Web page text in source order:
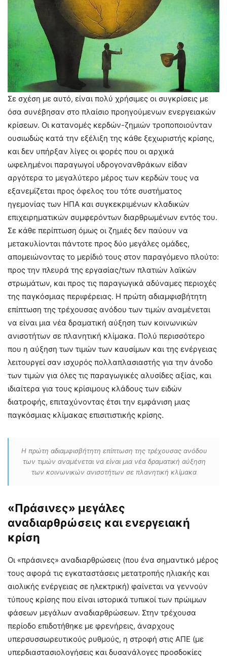
Σε σχέση με αυτό, είναι πολύ χρήσιμες οι συγκρίσεις με
όσα συνέβησαν στο πλαίσιο προηγούμενων ενεργειακών
κρίσεων. Οι κατανομές κερδών-ζημιών τροποποιούνταν
ουσιωδώς κατά την εξέλιξη της κάθε ξεχωριστής κρίσης,
και δεν υπήρξαν λίγες οι φορές που οι αρχικά
ωφελημένοι παραγωγοί υδρογονανθράκων είδαν
αργότερα το μεγαλύτερο μέρος των κερδών τους να
εξανεμίζεται προς όφελος του τότε συστήματος
ηγεμονίας των ΗΠΑ και συγκεκριμένων κλαδικών
επιχειρηματικών συμφερόντων διαρθρωμένων εντός του.
Σε κάθε περίπτωση όμως οι ζημιές δεν παύουν να
μετακυλίονται πάντοτε προς δύο μεγάλες ομάδες,
απομειώνοντας το μερίδιό τους στον παραγόμενο πλούτο:
προς την πλευρά της εργασίας/των πλατιών λαϊκών
στρωμάτων, και προς τις παραγωγικά αδύναμες περιοχές
της παγκόσμιας περιφέρειας. Η πρώτη αδιαμφισβήτητη
επίπτωση της τρέχουσας ανόδου των τιμών αναμένεται
να είναι μια νέα δραματική αύξηση των κοινωνικών
ανισοτήτων σε πλανητική κλίμακα. Πολύ περισσότερο
που η αύξηση των τιμών των καυσίμων και της ενέργειας
λειτουργεί σαν ισχυρός πολλαπλασιαστής για την άνοδο
των τιμών για όλες τις παραγωγικές αλυσίδες αξίας, και
ιδιαίτερα για τους κρίσιμους κλάδους των ειδών
διατροφής, επιταχύνοντας έτσι την εμφάνιση μιας
παγκόσμιας κλίμακας επισιτιστικής κρίσης.
Η πρώτη αδιαμφισβήτητη επίπτωση της τρέχουσας ανόδου
των τιμών αναμένεται να είναι μια νέα δραματική αύξηση
των κοινωνικών ανισοτήτων σε πλανητική κλίμακα
«Πράσινες» μεγάλες
αναδιαρθρώσεις και ενεργειακή
κρίση
Οι «πράσινες» αναδιαρθρώσεις (που ένα σημαντικό μέρος
τους αφορά τις εγκαταστάσεις μετατροπής ηλιακής και
αιολικής ενέργειας σε ηλεκτρική) φαίνεται να γεννούν
τύπους κρίσης που είναι ιστορικά τυπικοί των πρώιμων
φάσεων μεγάλων αναδιαρθρώσεων. Στην τρέχουσα
περίοδο επιδοτήθηκε με φρενήρεις, άναρχους
υπερσυσσωρευτικούς ρυθμούς, η στροφή στις ΑΠΕ (με
υπερδιαστασιολογήσεις και δυσανάλογες προσδοκίες